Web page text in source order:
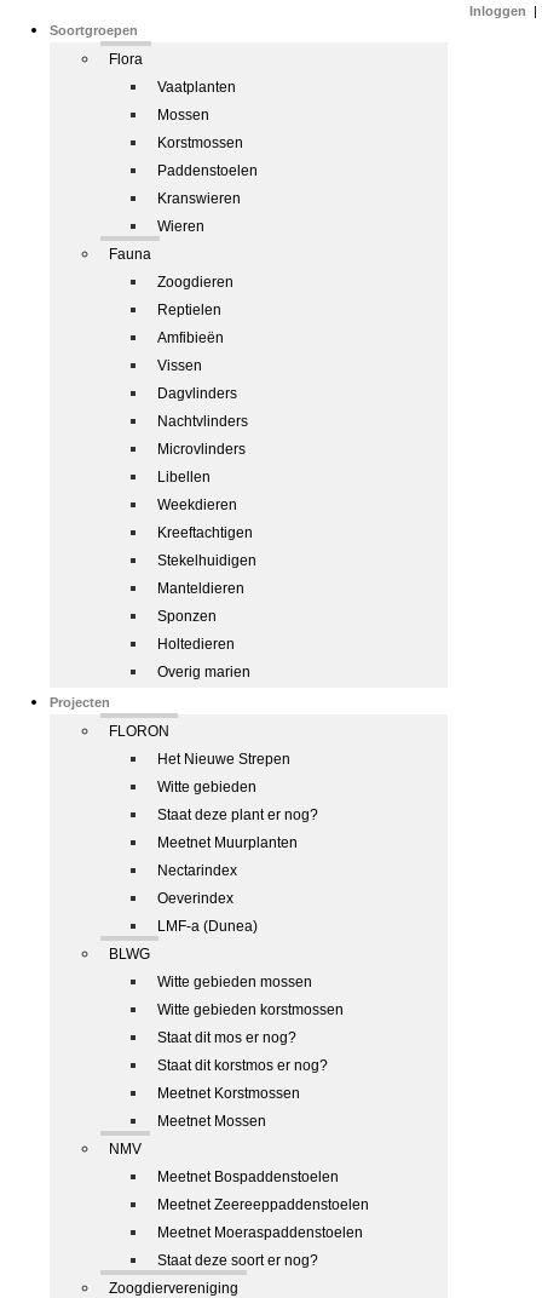
Soortgroepen
Flora
Vaatplanten
Mossen
Korstmossen
Paddenstoelen
Kranswieren
Wieren
Fauna
Zoogdieren
Reptielen
Amfibieën
Vissen
Dagvlinders
Nachtvlinders
Microvlinders
Libellen
Weekdieren
Kreeftachtigen
Stekelhuidigen
Manteldieren
Sponzen
Holtedieren
Overig marien
Projecten
FLORON
Het Nieuwe Strepen
Witte gebieden
Staat deze plant er nog?
Meetnet Muurplanten
Nectarindex
Oeverindex
LMF-a (Dunea)
BLWG
Witte gebieden mossen
Witte gebieden korstmossen
Staat dit mos er nog?
Staat dit korstmos er nog?
Meetnet Korstmossen
Meetnet Mossen
NMV
Meetnet Bospaddenstoelen
Meetnet Zeereeppaddenstoelen
Meetnet Moeraspaddenstoelen
Staat deze soort er nog?
Zoogdiervereniging
Inloggen |